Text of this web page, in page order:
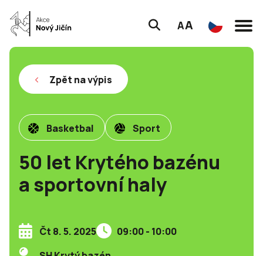
AA
Zpět na výpis
Basketbal Sport
50 let Krytého bazénu
a sportovní haly
Čt 8. 5. 2025
09:00 - 10:00